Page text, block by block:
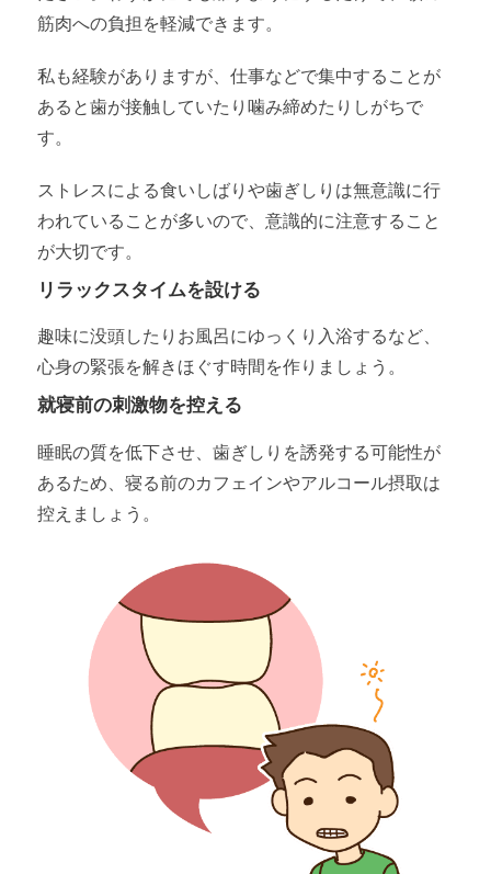
筋肉への負担を軽減できます。
私も経験がありますが、仕事などで集中することが
あると歯が接触していたり噛み締めたりしがちで
す。
ストレスによる食いしばりや歯ぎしりは無意識に行
われていることが多いので、意識的に注意すること
が大切です。
リラックスタイムを設ける
趣味に没頭したりお風呂にゆっくり入浴するなど、
心身の緊張を解きほぐす時間を作りましょう。
就寝前の刺激物を控える
睡眠の質を低下させ、歯ぎしりを誘発する可能性が
あるため、寝る前のカフェインやアルコール摂取は
控えましょう。